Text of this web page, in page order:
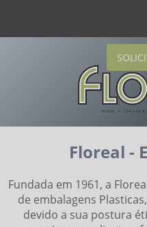
Floreal -
Fundada em 1961, a
de embalagens
devido a sua postura